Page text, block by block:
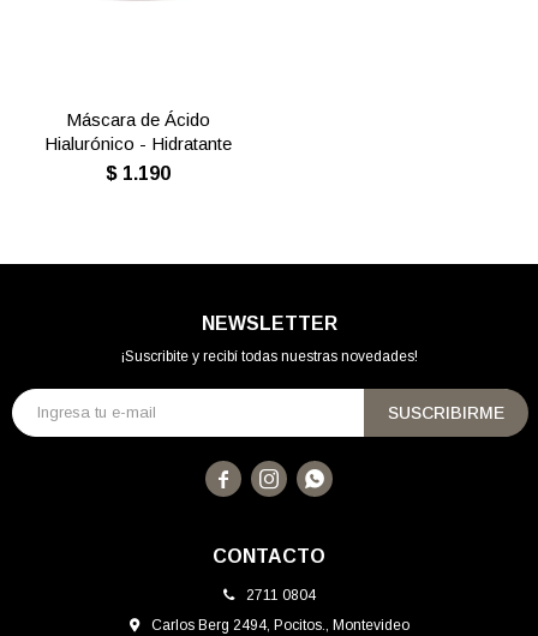
Máscara de Ácido
Hialurónico - Hidratante
$ 1.190
CONTACTO
2711 0804
Carlos Berg 2494, Pocitos., Montevideo
NEWSLETTER
¡Suscribite y recibí todas nuestras novedades!
SUSCRIBIRME
  